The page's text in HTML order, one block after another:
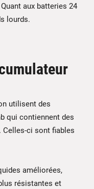
aux batteries 24
lourds.
utilisent des
qui contiennent des
Celles-ci sont fiables
améliorées,
résistantes et